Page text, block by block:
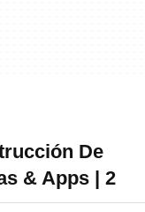
De
& Apps | 2